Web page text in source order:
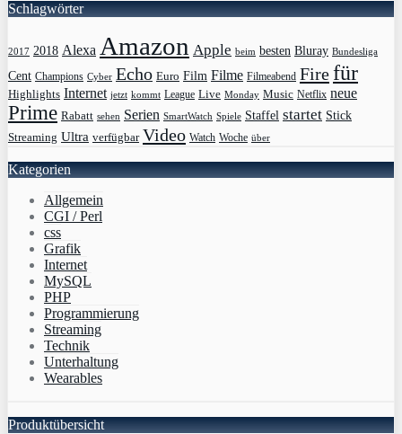
Schlagwörter
2017 2018 Alexa Amazon Apple beim besten Bluray Bundesliga
Cent Champions Cyber Echo Euro Film Filme Filmeabend Firefür
Highlights Internet jetzt kommt League Live Monday Music Netflix neue
Prime Rabatt sehen Serien SmartWatch Spiele Staffel startet Stick
Streaming Ultra verfügbar Video Watch Woche über
Kategorien
Allgemein
CGI / Perl
css
Grafik
Internet
MySQL
PHP
Programmierung
Streaming
Technik
Unterhaltung
Wearables
Produktübersicht